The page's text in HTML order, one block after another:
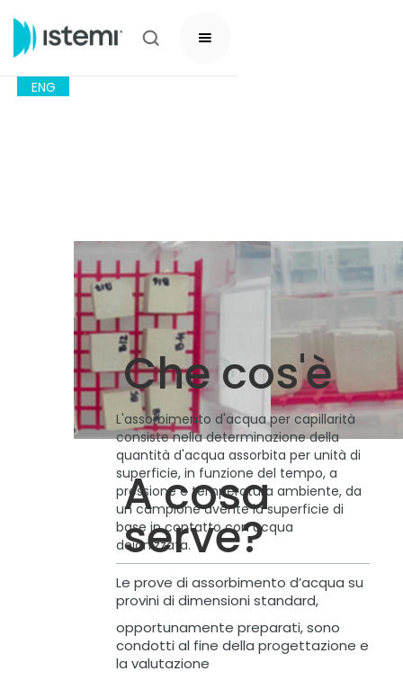
ENG
Che cos'è
L'assorbimento d'acqua per capillarità
consiste nella determinazione della
quantità d'acqua assorbita per unità di
superficie, in funzione del tempo, a
pressione e temperatura ambiente, da
un campione avente la superficie di
base in contatto con acqua
deionizzata.
A cosa
serve?
Le prove di assorbimento d’acqua su
provini di dimensioni standard,
opportunamente preparati, sono
condotti al fine della progettazione e
la valutazione